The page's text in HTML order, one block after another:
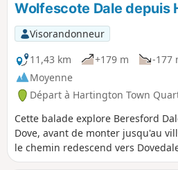
Wolfescote Dale depuis
Visorandonneur
11,43 km
+179 m -177
Moyenne
Départ à Hartington Town
Cette balade explore Beresford
Dove, avant de monter jusqu'au
le chemin redescend vers
la rivière jusqu'au point de départ.